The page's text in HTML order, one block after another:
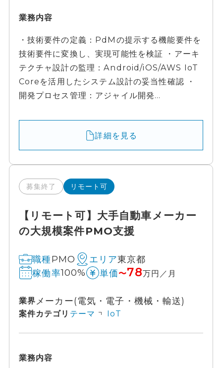
業務内容
・技術要件の定義：PdMの提示する機能要件を
技術要件に変換し、実現可能性を検証 ・アーキ
テクチャ設計の監理：Android/iOS/AWS IoT
Coreを活用したシステム設計の妥当性確認 ・
開発プロセス管理：アジャイル開発...
詳細を見る
募集終了 リモート可
【リモート可】大手自動車メーカー
の大規模案件PMO支援
職種PMO エリア東京都
稼働率100% 単価〜78万円／月
業界メーカー(電気・電子・機械・輸送)
案件カテゴリ テーマ IoT
業務内容